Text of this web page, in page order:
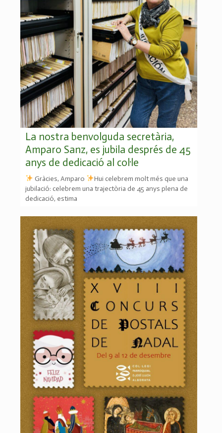
La nostra benvolguda secretària,
Amparo Sanz, es jubila després de 45
anys de dedicació al col·le
Gràcies, Amparo
Hui celebrem molt més que una
jubilació: celebrem una trajectòria de 45 anys plena de
dedicació, estima